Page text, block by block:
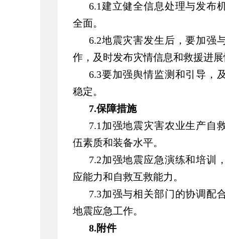
6.1建立健全信息处理与发布
全面。
6.2地震灾害发生后，要加强
作，及时发布灾情信息和救援进
6.3要加强舆情监测和引导，
稳定。
7.保障措施
7.1加强地震灾害农业生产自
伍素质和装备水平。
7.2加强地震应急演练和培训
应能力和自救互救能力。
7.3加强与相关部门的协调配
地震应急工作。
8.附件